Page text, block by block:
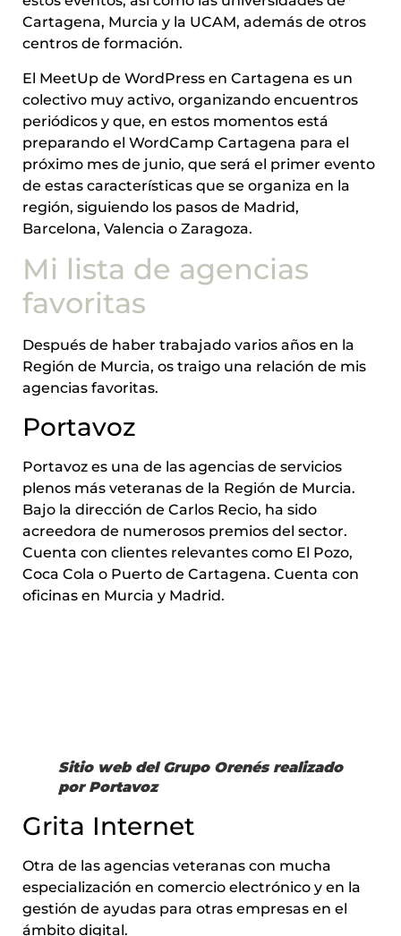
Cartagena, Murcia y la UCAM, además de otros
centros de formación.
El MeetUp de WordPress en Cartagena es un
colectivo muy activo, organizando encuentros
periódicos y que, en estos momentos está
preparando el WordCamp Cartagena para el
próximo mes de junio, que será el primer evento
de estas características que se organiza en la
región, siguiendo los pasos de Madrid,
Barcelona, Valencia o Zaragoza.
Mi lista de agencias
favoritas
Después de haber trabajado varios años en la
Región de Murcia, os traigo una relación de mis
agencias favoritas.
Portavoz
Portavoz es una de las agencias de servicios
plenos más veteranas de la Región de Murcia.
Bajo la dirección de Carlos Recio, ha sido
acreedora de numerosos premios del sector.
Cuenta con clientes relevantes como El Pozo,
Coca Cola o Puerto de Cartagena. Cuenta con
oficinas en Murcia y Madrid.
Sitio web del Grupo Orenés realizado
por Portavoz
Grita Internet
Otra de las agencias veteranas con mucha
especialización en comercio electrónico y en la
gestión de ayudas para otras empresas en el
ámbito digital.